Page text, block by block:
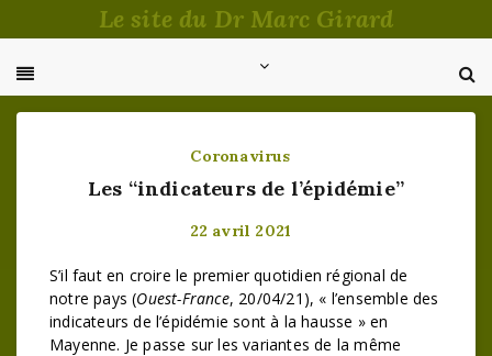
au
Le site du Dr Marc Girard
Coronavirus
Les “indicateurs de l’épidémie”
22 avril 2021
S’il faut en croire le premier quotidien régional de
notre pays (Ouest-France, 20/04/21), « l’ensemble des
indicateurs de l’épidémie sont à la hausse » en
Mayenne. Je passe sur les variantes de la même